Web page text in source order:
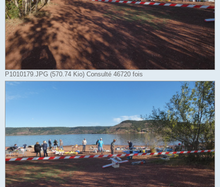
P1010179.JPG (570.74 Kio) Consulté 46720 fois